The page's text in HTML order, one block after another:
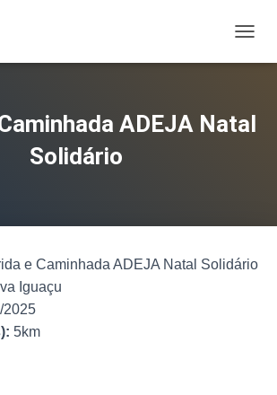
L
N
A
ADEJA Natal
Solidário
e Caminhada ADEJA Natal Solidário
Iguaçu
2025
5km